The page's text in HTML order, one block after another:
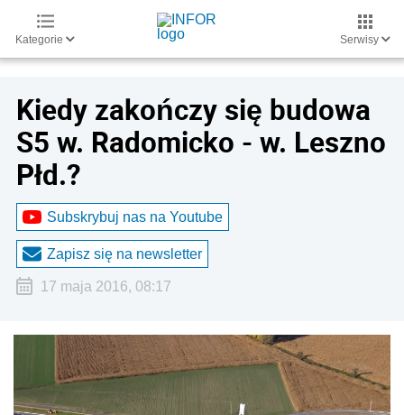
Kategorie Serwisy
Kiedy zakończy się budowa
S5 w. Radomicko - w. Leszno
Płd.?
Subskrybuj nas na Youtube
Zapisz się na newsletter
17 maja 2016, 08:17